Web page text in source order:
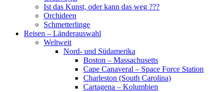
Ist das Kunst, oder kann das weg ???
Orchideen
Schmetterlinge
Reisen – Länderauswahl
Weltweit
Nord- und Südamerika
Boston – Massachusetts
Cape Canaveral – Space Force Station
Charleston (South Carolina)
Cartagena – Kolumbien